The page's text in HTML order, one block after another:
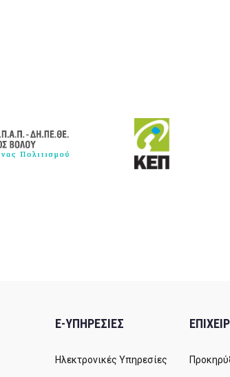
E-ΥΠΗΡΕΣΙΕΣ
Ηλεκτρονικές Υπηρεσίες